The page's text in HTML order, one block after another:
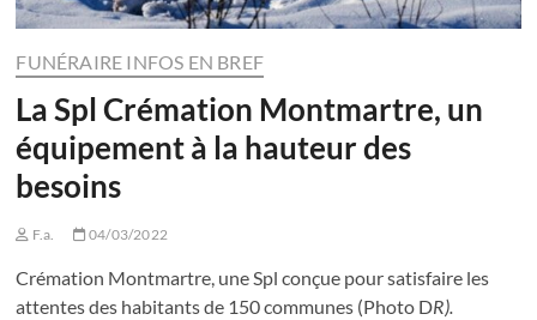
FUNÉRAIRE INFOS EN BREF
La Spl Crémation Montmartre, un
équipement à la hauteur des
besoins
F.a. 04/03/2022
Crémation Montmartre, une Spl conçue pour satisfaire les
attentes des habitants de 150 communes (Photo DR).